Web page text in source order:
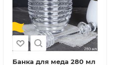
Банка для меда 280 мл